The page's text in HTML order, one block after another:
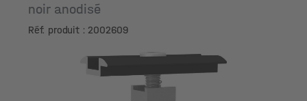
noir anodisé
Réf. produit : 2002609